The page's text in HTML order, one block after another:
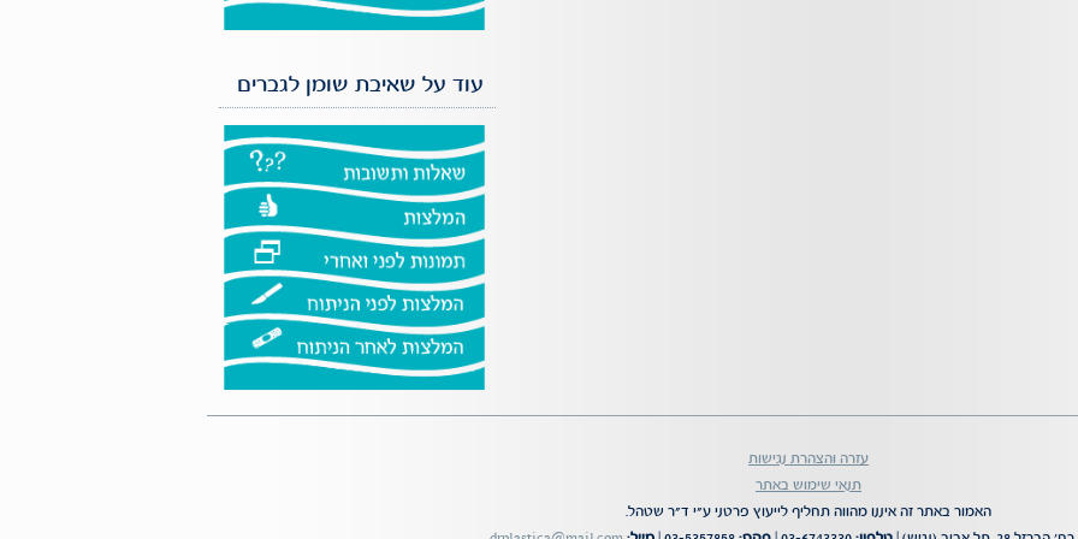
עוד על שאיבת שומן לגברים
עזרה והצהרת נגישות
תנאי שימוש באתר
האמור באתר זה איננו מהווה תחליף לייעוץ פרטני ע"י ד"ר שטהל.